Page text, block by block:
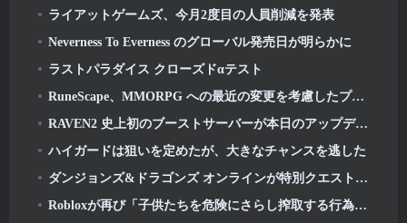
ライアットゲームズ、今月2度目の人員削減を発表
Neverness To Everness のグローバル発売日が明らかに
ラストパラダイス クローズドαテスト
RuneScape、MMORPG への最近の変更を考慮したプレミア メンバーシップ モデルの調整を発表
RAVEN2 史上初のブーストサーバーが本日のアップデートで起動
ハイガードは狙いを定めたが、大きなチャンスを逃した
ダンジョンズ&ドラゴンズ オンラインが特別クエストと報酬で「Natural 20」周年を祝う
Robloxが再び「子供たちを危険にさらし搾取する行為」で訴えられていると報じられている